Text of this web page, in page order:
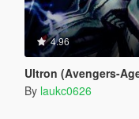
4.96
Ultron (Avengers-
By laukc0626